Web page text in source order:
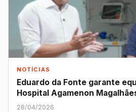
NOTÍCIAS
Eduardo da Fonte garante
Hospital Agamenon
28/04/2026